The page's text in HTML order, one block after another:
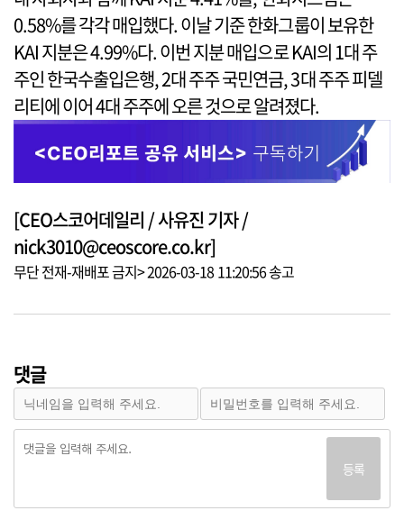
0.58%를 각각 매입했다. 이날 기준 한화그룹이 보유한
KAI 지분은 4.99%다. 이번 지분 매입으로 KAI의 1대 주
주인 한국수출입은행, 2대 주주 국민연금, 3대 주주 피델
리티에 이어 4대 주주에 오른 것으로 알려졌다.
[CEO스코어데일리 / 사유진 기자 /
nick3010@ceoscore.co.kr]
무단 전재-재배포 금지> 2026-03-18 11:20:56 송고
댓글
등록